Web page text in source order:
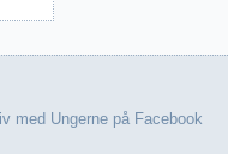
med Ungerne på Facebook